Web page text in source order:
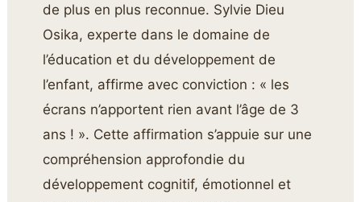
de plus en plus reconnue. Sylvie Dieu
Osika, experte dans le domaine de
l’éducation et du développement de
l’enfant, affirme avec conviction : « les
écrans n’apportent rien avant l’âge de 3
ans ! ». Cette affirmation s’appuie sur une
compréhension approfondie du
développement cognitif, émotionnel et